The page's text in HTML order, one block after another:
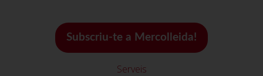
Subscriu-te a Mercolleida!
Serveis